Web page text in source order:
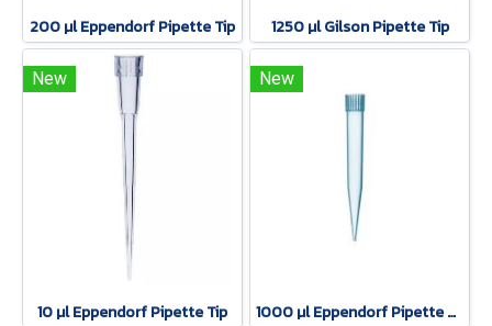
200 µl Eppendorf Pipette Tip 1250 µl Gilson Pipette Tip
New
10 µl Eppendorf Pipette Tip
New
1000 µl Eppendorf Pipette Tip